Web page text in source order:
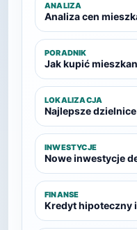
ANALIZA
Analiza cen
PORADNIK
Jak kupić
LOKALIZACJA
Najlepsze
INWESTYCJE
Nowe inwestycje
FINANSE
Kredyt hipoteczny